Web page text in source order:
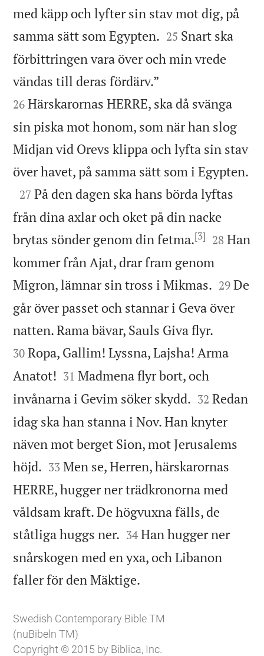
med käpp och lyfter sin stav mot dig, på
samma sätt som Egypten. 

25 Snart ska
förbittringen vara över och min vrede
vändas till deras fördärv.”
26 Härskarornas HERRE, ska då svänga
sin piska mot honom, som när han slog
Midjan vid Orevs klippa och lyfta sin stav
över havet, på samma sätt som i Egypten.

27 På den dagen ska hans börda lyftas
från dina axlar och oket på din nacke
brytas sönder genom din fetma.[3] 

28 Han
kommer från Ajat, drar fram genom
Migron, lämnar sin tross i Mikmas. 

29 De
går över passet och stannar i Geva över
natten. Rama bävar, Sauls Giva flyr.
30 Ropa, Gallim! Lyssna, Lajsha! Arma
Anatot! 

31 Madmena flyr bort, och
invånarna i Gevim söker skydd. 

32 Redan
idag ska han stanna i Nov. Han knyter
näven mot berget Sion, mot Jerusalems
höjd. 

33 Men se, Herren, härskarornas
HERRE, hugger ner trädkronorna med
våldsam kraft. De högvuxna fälls, de
ståtliga huggs ner. 

34 Han hugger ner
snårskogen med en yxa, och Libanon
faller för den Mäktige.
Swedish Contemporary Bible TM
(nuBibeln TM)
Copyright © 2015 by Biblica, Inc.